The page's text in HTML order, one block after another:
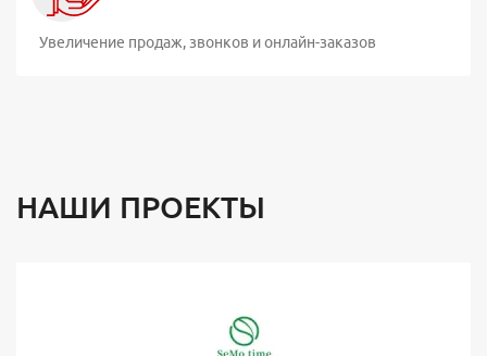
Увеличение продаж, звонков и онлайн-заказов
НАШИ ПРОЕКТЫ